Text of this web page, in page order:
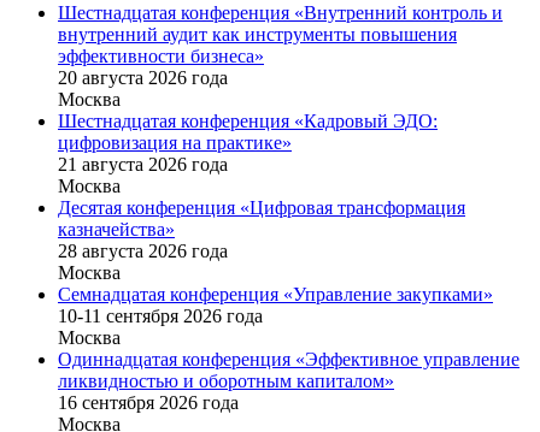
Шестнадцатая конференция «Внутренний контроль и
внутренний аудит как инструменты повышения
эффективности бизнеса»
20 августа 2026 года
Москва
Шестнадцатая конференция «Кадровый ЭДО:
цифровизация на практике»
21 августа 2026 года
Москва
Десятая конференция «Цифровая трансформация
казначейства»
28 августа 2026 года
Москва
Семнадцатая конференция «Управление закупками»
10-11 сентября 2026 года
Москва
Одиннадцатая конференция «Эффективное управление
ликвидностью и оборотным капиталом»
16 cентября 2026 года
Москва